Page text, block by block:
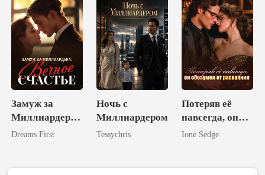
Власова
Замуж за
Миллиардера:
Вечное
Dreams First
Ночь с
Миллиардером
Tessychris
Потеряв её
навсегда, он
обезумел от
Ione Sedge